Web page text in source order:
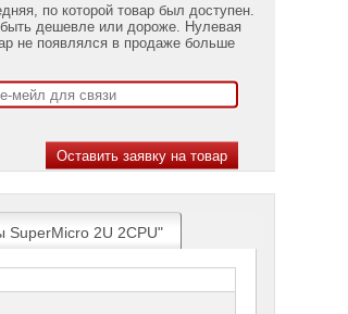
по которой товар был доступен.
дешевле или дороже. Нулевая
не появлялся в продаже больше
SuperMicro 2U 2CPU"